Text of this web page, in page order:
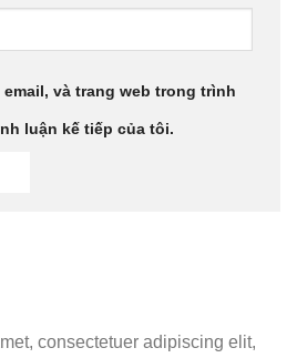
và trang web trong trình
luận kế tiếp của tôi.
consectetuer adipiscing elit,